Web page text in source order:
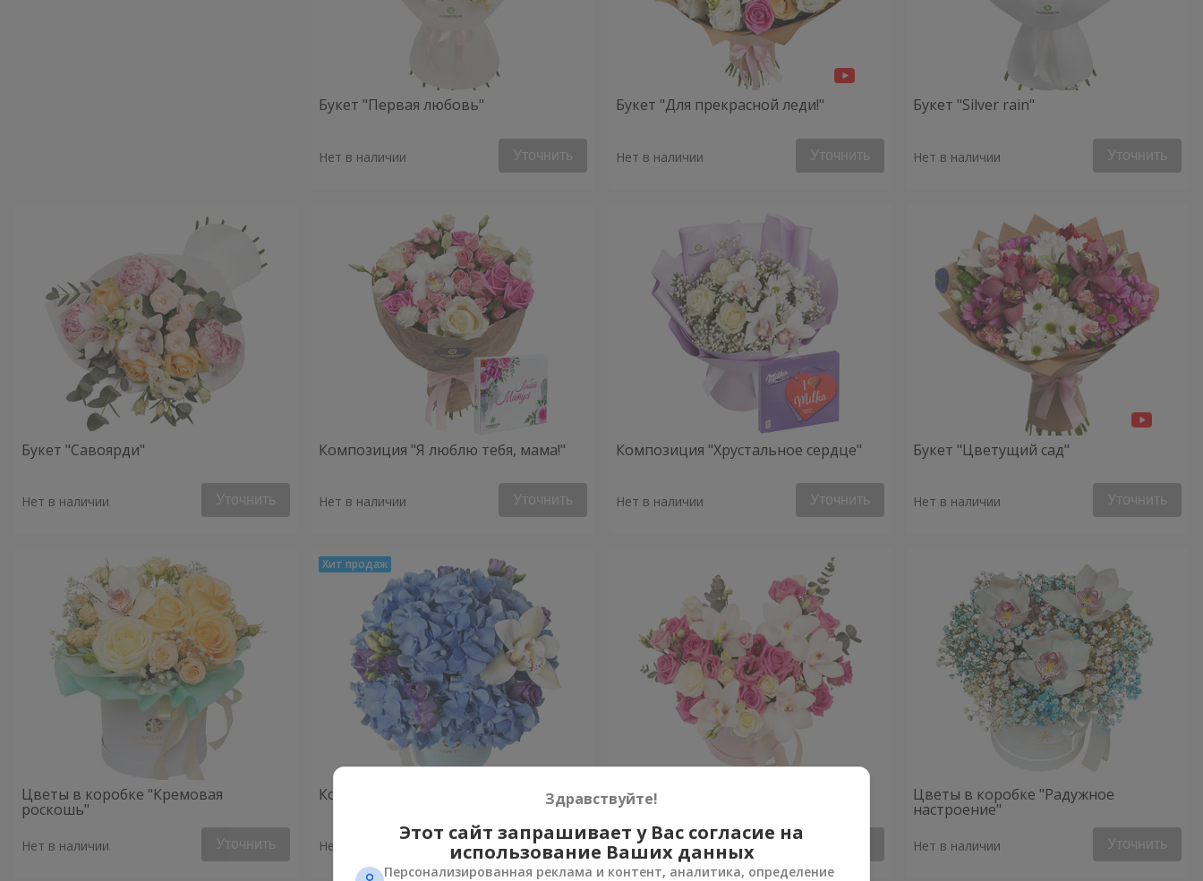
Букет "Первая любовь"
Нет в наличии Уточнить
Букет "Для прекрасной леди!"
Нет в наличии Уточнить
Букет "Silver rain"
Нет в наличии Уточнить
Букет "Савоярди"
Нет в наличии Уточнить
Композиция "Я люблю тебя, мама!"
Нет в наличии Уточнить
Композиция "Хрустальное сердце"
Нет в наличии Уточнить
Букет "Цветущий сад"
Нет в наличии Уточнить
Цветы в коробке "Кремовая
роскошь"
Нет в наличии Уточнить
Композиция "Blue bird"
Нет в наличии Уточнить
Композиция "Квитка Цисык"
Нет в наличии
Цветы в коробке "Радужное
настроение"
Нет в наличии Уточнить
Здравствуйте!
Этот сайт запрашивает у Вас согласие на
использование Ваших данных
Персонализированная реклама и контент, аналитика, определение